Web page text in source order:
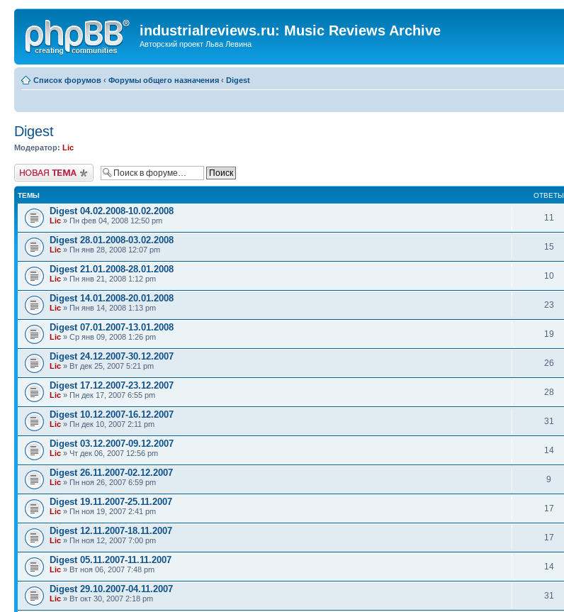
industrialreviews.ru: Music Reviews Archive
Авторский проект Льва Левина
Список форумов ‹ Форумы общего назначения ‹ Digest
Digest
Модератор: Lic
Новая тема
ТЕМЫ ОТВЕТЫ
Digest 04.02.2008-10.02.2008
Lic » Пн фев 04, 2008 12:50 pm 11
Digest 28.01.2008-03.02.2008
Lic » Пн янв 28, 2008 12:07 pm 15
Digest 21.01.2008-28.01.2008
Lic » Пн янв 21, 2008 1:12 pm 10
Digest 14.01.2008-20.01.2008
Lic » Пн янв 14, 2008 1:13 pm 23
Digest 07.01.2007-13.01.2008
Lic » Ср янв 09, 2008 1:26 pm 19
Digest 24.12.2007-30.12.2007
Lic » Вт дек 25, 2007 5:21 pm 26
Digest 17.12.2007-23.12.2007
Lic » Пн дек 17, 2007 6:55 pm 28
Digest 10.12.2007-16.12.2007
Lic » Пн дек 10, 2007 2:11 pm 31
Digest 03.12.2007-09.12.2007
Lic » Чт дек 06, 2007 12:56 pm 14
Digest 26.11.2007-02.12.2007
Lic » Пн ноя 26, 2007 6:59 pm 9
Digest 19.11.2007-25.11.2007
Lic » Пн ноя 19, 2007 2:41 pm 17
Digest 12.11.2007-18.11.2007
Lic » Пн ноя 12, 2007 7:00 pm 17
Digest 05.11.2007-11.11.2007
Lic » Вт ноя 06, 2007 7:48 pm 14
Digest 29.10.2007-04.11.2007
Lic » Вт окт 30, 2007 2:18 pm 31